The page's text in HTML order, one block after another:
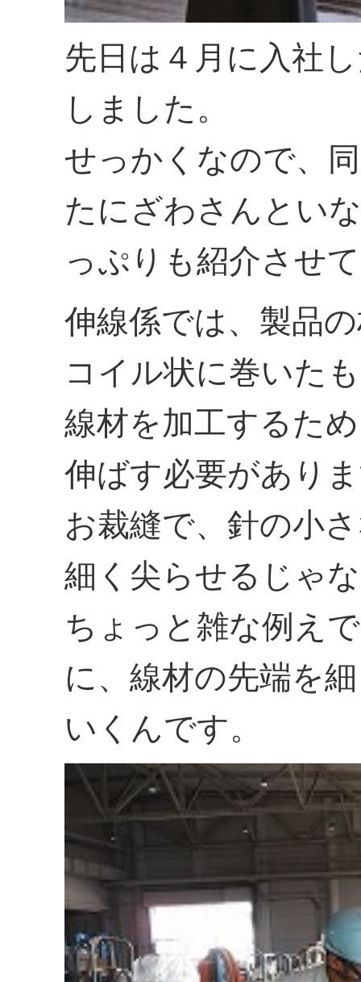
先日は４月に入社
しました。
せっかくなので、
たにざわさんとい
っぷりも紹介させ
伸線係では、製品
コイル状に巻いた
線材を加工するた
伸ばす必要があり
お裁縫で、針の小
細く尖らせるじゃ
ちょっと雑な例え
に、線材の先端を
いくんです。